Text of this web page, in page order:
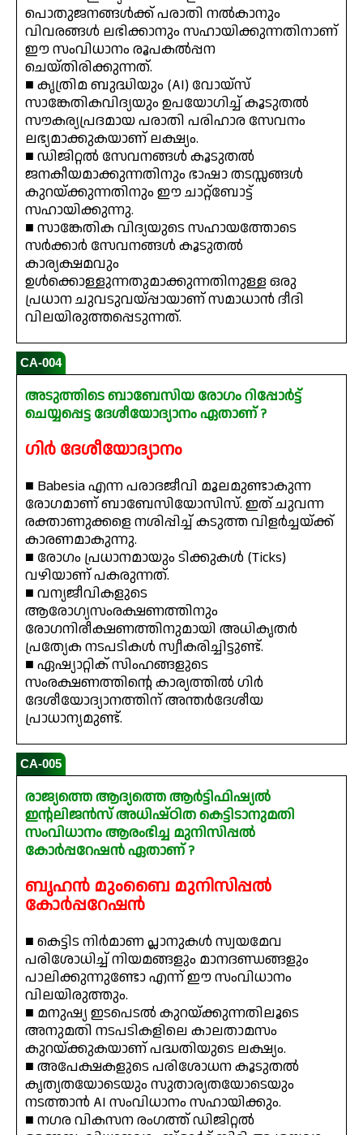
പൊതുജനങ്ങൾക്ക് പരാതി നൽകാനും
വിവരങ്ങൾ ലഭിക്കാനും സഹായിക്കുന്നതിനാണ്
ഈ സംവിധാനം രൂപകൽപ്പന
ചെയ്തിരിക്കുന്നത്.
■ കൃത്രിമ ബുദ്ധിയും (AI) വോയ്‌സ്
സാങ്കേതികവിദ്യയും ഉപയോഗിച്ച് കൂടുതൽ
സൗകര്യപ്രദമായ പരാതി പരിഹാര സേവനം
ലഭ്യമാക്കുകയാണ് ലക്ഷ്യം.
■ ഡിജിറ്റൽ സേവനങ്ങൾ കൂടുതൽ
ജനകീയമാക്കുന്നതിനും ഭാഷാ തടസ്സങ്ങൾ
കുറയ്ക്കുന്നതിനും ഈ ചാറ്റ്ബോട്ട്
സഹായിക്കുന്നു.
■ സാങ്കേതിക വിദ്യയുടെ സഹായത്തോടെ
സർക്കാർ സേവനങ്ങൾ കൂടുതൽ
കാര്യക്ഷമവും
ഉൾക്കൊള്ളുന്നതുമാക്കുന്നതിനുള്ള ഒരു
പ്രധാന ചുവടുവയ്പ്പായാണ് സമാധാൻ ദീദി
വിലയിരുത്തപ്പെടുന്നത്.
CA-004
അടുത്തിടെ ബാബേസിയ രോഗം റിപ്പോർട്ട്
ചെയ്യപ്പെട്ട ദേശീയോദ്യാനം ഏതാണ് ?
ഗിർ ദേശീയോദ്യാനം
■ Babesia എന്ന പരാദജീവി മൂലമുണ്ടാകുന്ന
രോഗമാണ് ബാബേസിയോസിസ്. ഇത് ചുവന്ന
രക്താണുക്കളെ നശിപ്പിച്ച് കടുത്ത വിളർച്ചയ്ക്ക്
കാരണമാകുന്നു.
■ രോഗം പ്രധാനമായും ടിക്കുകൾ (Ticks)
വഴിയാണ് പകരുന്നത്.
■ വന്യജീവികളുടെ
ആരോഗ്യസംരക്ഷണത്തിനും
രോഗനിരീക്ഷണത്തിനുമായി അധികൃതർ
പ്രത്യേക നടപടികൾ സ്വീകരിച്ചിട്ടുണ്ട്.
■ ഏഷ്യാറ്റിക് സിംഹങ്ങളുടെ
സംരക്ഷണത്തിന്റെ കാര്യത്തിൽ ഗിർ
ദേശീയോദ്യാനത്തിന് അന്തർദേശീയ
പ്രാധാന്യമുണ്ട്.
CA-005
രാജ്യത്തെ ആദ്യത്തെ ആർട്ടിഫിഷ്യൽ
ഇന്റലിജൻസ് അധിഷ്ഠിത കെട്ടിടാനുമതി
സംവിധാനം ആരംഭിച്ച മുനിസിപ്പൽ
കോർപ്പറേഷൻ ഏതാണ് ?
ബൃഹൻ മുംബൈ മുനിസിപ്പൽ
കോർപ്പറേഷൻ
■ കെട്ടിട നിർമാണ പ്ലാനുകൾ സ്വയമേവ
പരിശോധിച്ച് നിയമങ്ങളും മാനദണ്ഡങ്ങളും
പാലിക്കുന്നുണ്ടോ എന്ന് ഈ സംവിധാനം
വിലയിരുത്തും.
■ മനുഷ്യ ഇടപെടൽ കുറയ്ക്കുന്നതിലൂടെ
അനുമതി നടപടികളിലെ കാലതാമസം
കുറയ്ക്കുകയാണ് പദ്ധതിയുടെ ലക്ഷ്യം.
■ അപേക്ഷകളുടെ പരിശോധന കൂടുതൽ
കൃത്യതയോടെയും സുതാര്യതയോടെയും
നടത്താൻ AI സംവിധാനം സഹായിക്കും.
■ നഗര വികസന രംഗത്ത് ഡിജിറ്റൽ